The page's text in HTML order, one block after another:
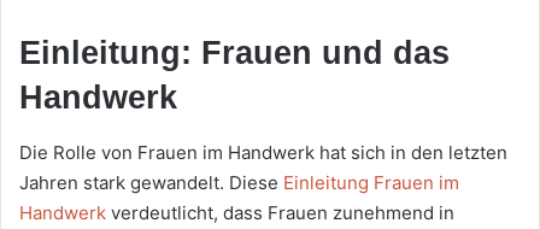
Einleitung: Frauen und das
Handwerk
Die Rolle von Frauen im Handwerk hat sich in den letzten
Jahren stark gewandelt. Diese Einleitung Frauen im
Handwerk verdeutlicht, dass Frauen zunehmend in